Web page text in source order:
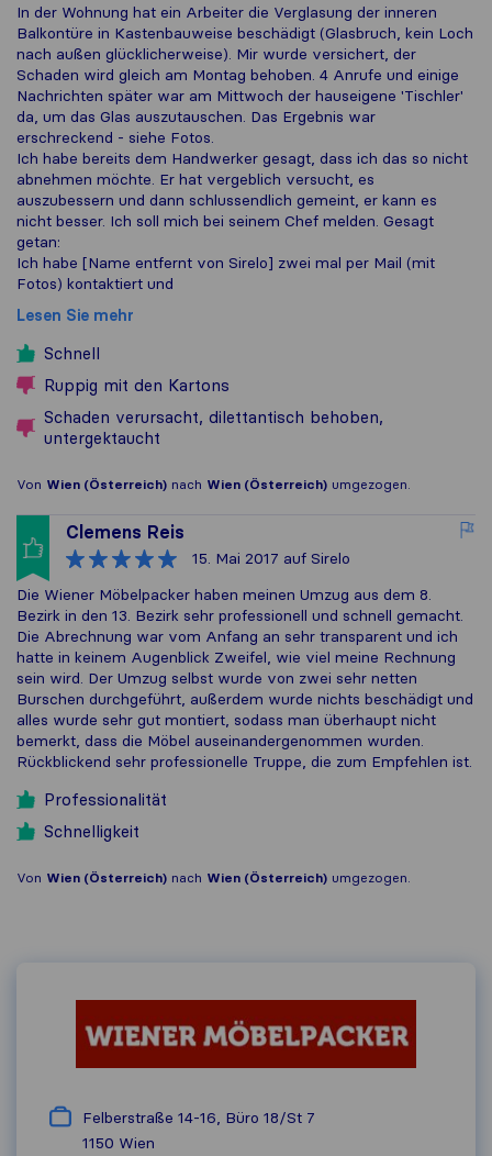
In der Wohnung hat ein Arbeiter die Verglasung der inneren
Balkontüre in Kastenbauweise beschädigt (Glasbruch, kein Loch
nach außen glücklicherweise). Mir wurde versichert, der
Schaden wird gleich am Montag behoben. 4 Anrufe und einige
Nachrichten später war am Mittwoch der hauseigene 'Tischler'
da, um das Glas auszutauschen. Das Ergebnis war
erschreckend - siehe Fotos.
Ich habe bereits dem Handwerker gesagt, dass ich das so nicht
abnehmen möchte. Er hat vergeblich versucht, es
auszubessern und dann schlussendlich gemeint, er kann es
nicht besser. Ich soll mich bei seinem Chef melden. Gesagt
getan:
Ich habe [Name entfernt von Sirelo] zwei mal per Mail (mit
Fotos) kontaktiert und
Lesen Sie mehr
Schnell
Ruppig mit den Kartons
Schaden verursacht, dilettantisch behoben,
untergektaucht
Von Wien (Österreich) nach Wien (Österreich) umgezogen.
Clemens Reis
15. Mai 2017 auf Sirelo
Die Wiener Möbelpacker haben meinen Umzug aus dem 8.
Bezirk in den 13. Bezirk sehr professionell und schnell gemacht.
Die Abrechnung war vom Anfang an sehr transparent und ich
hatte in keinem Augenblick Zweifel, wie viel meine Rechnung
sein wird. Der Umzug selbst wurde von zwei sehr netten
Burschen durchgeführt, außerdem wurde nichts beschädigt und
alles wurde sehr gut montiert, sodass man überhaupt nicht
bemerkt, dass die Möbel auseinandergenommen wurden.
Rückblickend sehr professionelle Truppe, die zum Empfehlen ist.
Professionalität
Schnelligkeit
Von Wien (Österreich) nach Wien (Österreich) umgezogen.
Felberstraße 14-16, Büro 18/St 7
1150 Wien